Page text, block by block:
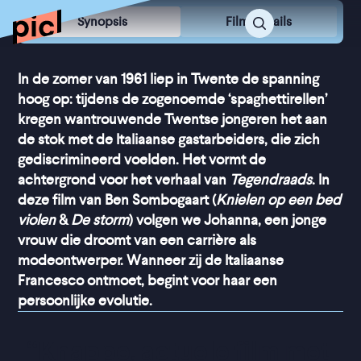
Synopsis Film Details
In de zomer van 1961 liep in Twente de spanning
hoog op: tijdens de zogenoemde ‘spaghettirellen’
kregen wantrouwende Twentse jongeren het aan
de stok met de Italiaanse gastarbeiders, die zich
gediscrimineerd voelden. Het vormt de
achtergrond voor het verhaal van Tegendraads. In
deze film van Ben Sombogaart (Knielen op een bed
violen&De storm) volgen we Johanna, een jonge
vrouw die droomt van een carrière als
modeontwerper. Wanneer zij de Italiaanse
Francesco ontmoet, begint voor haar een
persoonlijke evolutie.